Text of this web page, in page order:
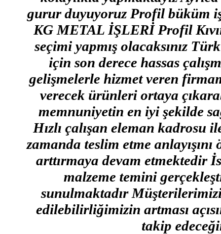
gurur duyuyoruz Profil büküm
KG METAL İŞLERİ Profil
seçimi yapmış olacaksınız
için son derece hassas
gelişmelerle hizmet veren
verecek ürünleri ortaya
memnuniyetin en iyi şekilde
Hızlı çalışan eleman kadrosu
zamanda teslim etme
arttırmaya devam etmektedir
malzeme temini
sunulmaktadır
edilebilirliğimizin artması
takip